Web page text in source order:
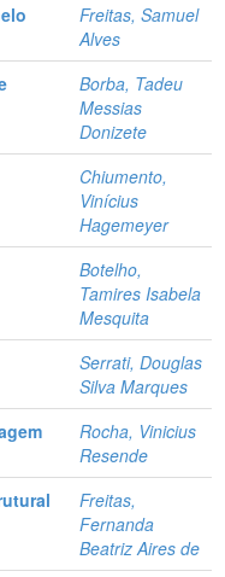
Freitas, Samuel
Alves
Borba, Tadeu
Messias
Donizete
Chiumento,
Vinícius
Hagemeyer
Botelho,
Tamires Isabela
Mesquita
Serrati, Douglas
Silva Marques
Rocha, Vinicius
Resende
Freitas,
Fernanda
Beatriz Aires de